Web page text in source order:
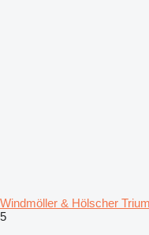
Windmöller & Hölscher
5